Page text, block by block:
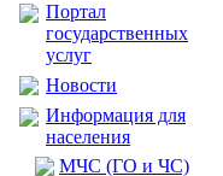
Портал
государственных
услуг
Новости
Информация для
населения
МЧС (ГО и ЧС)